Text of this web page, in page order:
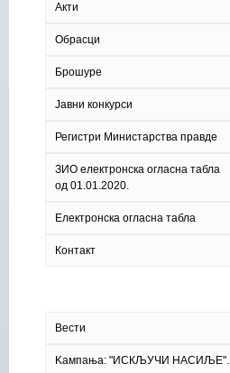
Акти
Обрасци
Брошуре
Јавни конкурси
Регистри Министарства правде
ЗИО електронска огласна табла
од 01.01.2020.
Електронска огласна табла
Контакт
Вести
Kампања: "ИСКЉУЧИ НАСИЉЕ".